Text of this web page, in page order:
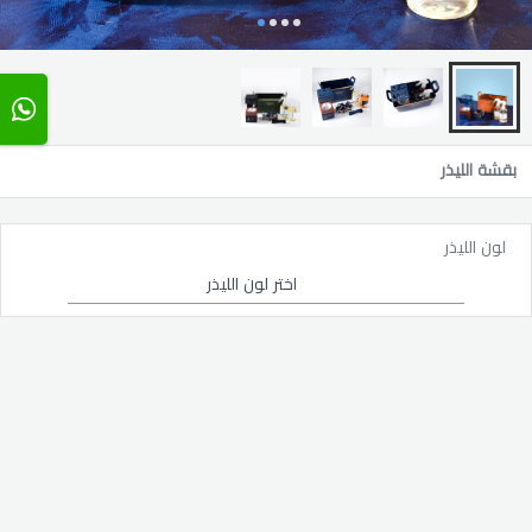
بقشة الليذر
لون الليذر
اختر لون الليذر